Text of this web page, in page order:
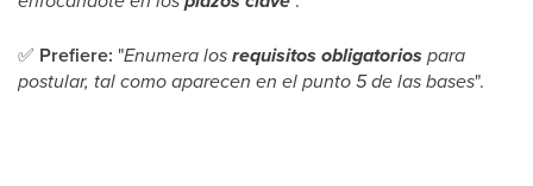
✅ Prefiere: "Enumera losrequisitos obligatorios para
postular, tal como aparecen en el punto 5 de las bases".